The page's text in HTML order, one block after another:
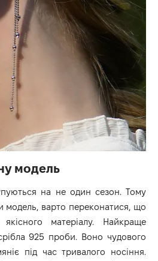
модель
на не один сезон. Тому
модель, варто переконатися, що
матеріалу. Найкраще
925 проби. Воно чудового
під час тривалого носіння.